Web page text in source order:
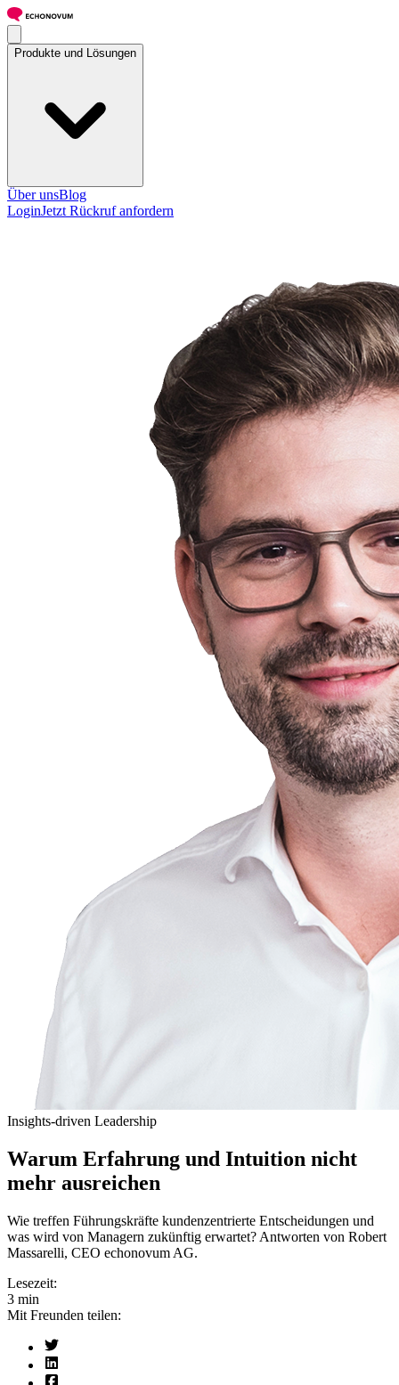
Produkte und Lösungen
Über unsBlog
LoginJetzt Rückruf anfordern
Insights-driven Leadership
Warum Erfahrung und Intuition nicht
mehr ausreichen
Wie treffen Führungskräfte kundenzentrierte Entscheidungen und
was wird von Managern zukünftig erwartet? Antworten von Robert
Massarelli, CEO echonovum AG.
Lesezeit:
3 min
Mit Freunden teilen: